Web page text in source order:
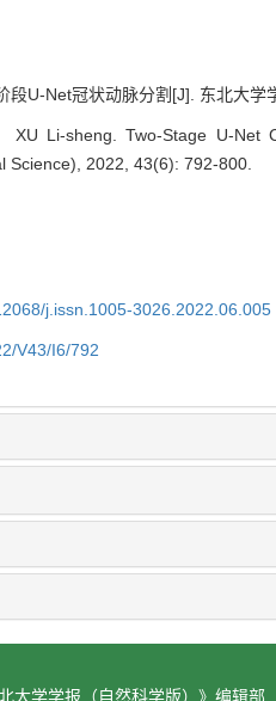
段U-Net冠状动脉分割[J]. 东北大
Li-sheng. Two-Stage U-Net
Science), 2022, 43(6): 792-800.
j.issn.1005-3026.2022.06.005
V43/I6/792
大学学报（自然科学版）》编辑部